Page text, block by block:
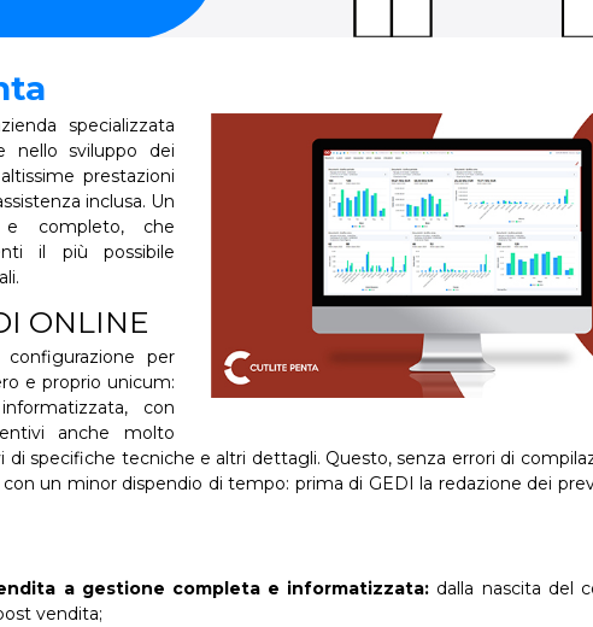
specializzata
nello sviluppo dei
prestazioni
inclusa. Un
e completo, che
il più possibile
ONLINE
per
e proprio unicum:
con
anche molto
di specifiche tecniche e altri dettagli. Questo, senza errori di
con un minor dispendio di tempo: prima di GEDI la redazione dei
a gestione completa e informatizzata: dalla nascita del
vendita;